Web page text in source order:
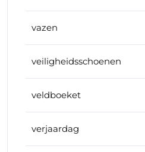
vazen
veiligheidsschoenen
veldboeket
verjaardag